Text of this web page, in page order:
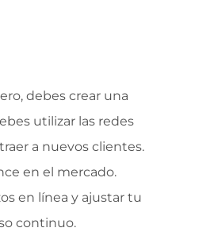
debes crear una
utilizar las redes
a nuevos clientes.
en el mercado.
en línea y ajustar tu
continuo.